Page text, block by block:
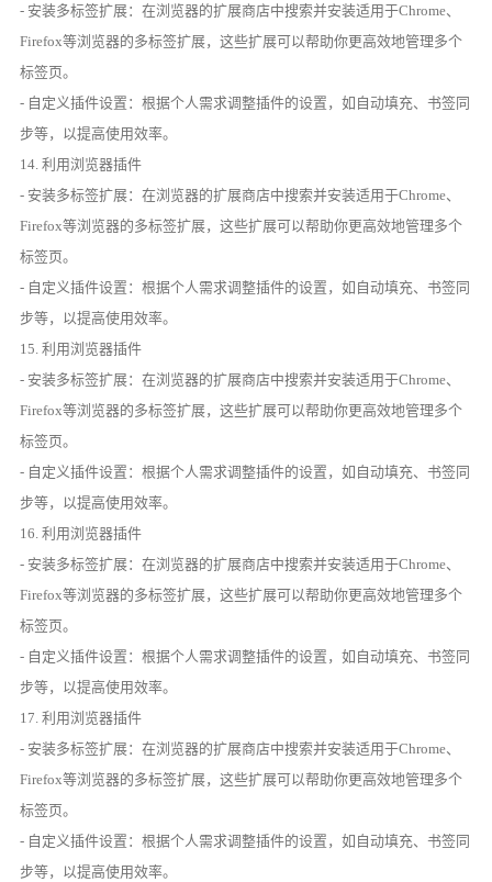
- 安装多标签扩展：在浏览器的扩展商店中搜索并安装适用于Chrome、
Firefox等浏览器的多标签扩展，这些扩展可以帮助你更高效地管理多个
标签页。
- 自定义插件设置：根据个人需求调整插件的设置，如自动填充、书签同
步等，以提高使用效率。
14. 利用浏览器插件
- 安装多标签扩展：在浏览器的扩展商店中搜索并安装适用于Chrome、
Firefox等浏览器的多标签扩展，这些扩展可以帮助你更高效地管理多个
标签页。
- 自定义插件设置：根据个人需求调整插件的设置，如自动填充、书签同
步等，以提高使用效率。
15. 利用浏览器插件
- 安装多标签扩展：在浏览器的扩展商店中搜索并安装适用于Chrome、
Firefox等浏览器的多标签扩展，这些扩展可以帮助你更高效地管理多个
标签页。
- 自定义插件设置：根据个人需求调整插件的设置，如自动填充、书签同
步等，以提高使用效率。
16. 利用浏览器插件
- 安装多标签扩展：在浏览器的扩展商店中搜索并安装适用于Chrome、
Firefox等浏览器的多标签扩展，这些扩展可以帮助你更高效地管理多个
标签页。
- 自定义插件设置：根据个人需求调整插件的设置，如自动填充、书签同
步等，以提高使用效率。
17. 利用浏览器插件
- 安装多标签扩展：在浏览器的扩展商店中搜索并安装适用于Chrome、
Firefox等浏览器的多标签扩展，这些扩展可以帮助你更高效地管理多个
标签页。
- 自定义插件设置：根据个人需求调整插件的设置，如自动填充、书签同
步等，以提高使用效率。